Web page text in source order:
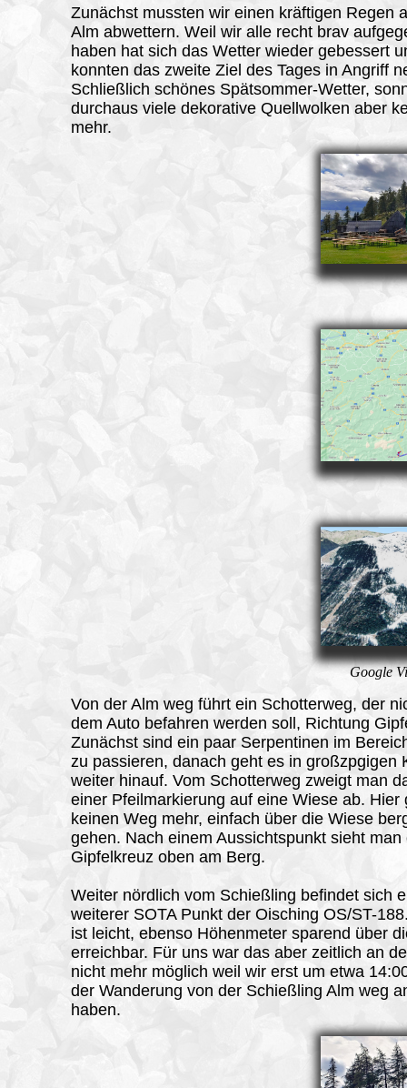
Zunächst mussten wir einen kräftigen Regen
Alm abwettern. Weil wir alle recht brav
haben hat sich das Wetter wieder gebessert
konnten das zweite Ziel des Tages in Angriff
Schließlich schönes Spätsommer-Wetter,
durchaus viele dekorative Quellwolken aber
mehr.
Google
Von der Alm weg führt ein Schotterweg, der
dem Auto befahren werden soll, Richtung
Zunächst sind ein paar Serpentinen im
zu passieren, danach geht es in großzpgigen
weiter hinauf. Vom Schotterweg zweigt man
einer Pfeilmarkierung auf eine Wiese ab. Hier
keinen Weg mehr, einfach über die Wiese
gehen. Nach einem Aussichtspunkt sieht man
Gipfelkreuz oben am Berg.
Weiter nördlich vom Schießling befindet sich
weiterer SOTA Punkt der Oisching OS/ST-
ist leicht, ebenso Höhenmeter sparend über
erreichbar. Für uns war das aber zeitlich an
nicht mehr möglich weil wir erst um etwa
der Wanderung von der Schießling Alm weg
haben.